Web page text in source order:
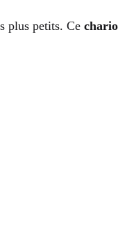
plus petits. Ce